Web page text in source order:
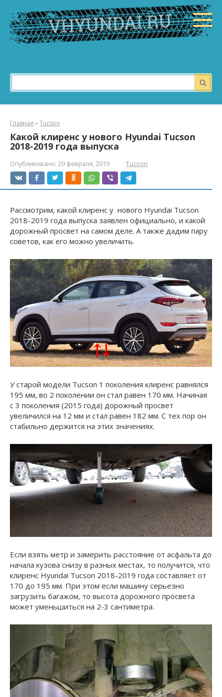
контенту
Поиск:
Главная »Tucson
Какой клиренс у нового Hyundai Tucson
2018-2019 года выпуска
Опубликовано: 20 февраля, 2019 Tucson
Рассмотрим, какой клиренс у нового Hyundai Tucson
2018-2019 года выпуска заявлен официально, и какой
дорожный просвет на самом деле. А также дадим пару
советов, как его можно увеличить.
У старой модели Tucson 1 поколения клиренс равнялся
195 мм, во 2 поколении он стал равен 170 мм. Начиная
с 3 поколения (2015 года) дорожный просвет
увеличился на 12 мм и стал равен 182 мм. С тех пор он
стабильно держится на этих значениях.
Если взять метр и замерить расстояние от асфальта до
начала кузова снизу в разных местах, то получится, что
клиренс Hyundai Tucson 2018-2019 года составляет от
170 до 195 мм. При этом если машину серьезно
загрузить багажом, то высота дорожного просвета
может уменьшиться на 2-3 сантиметра.